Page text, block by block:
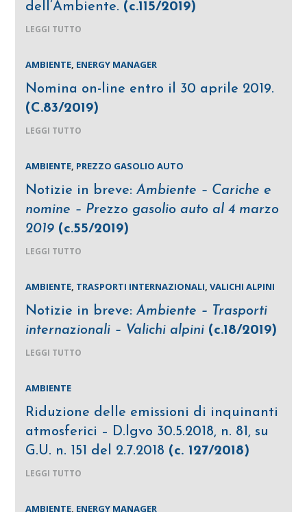
dell’Ambiente. (c.115/2019)
LEGGI TUTTO
AMBIENTE, ENERGY MANAGER
Nomina on-line entro il 30 aprile 2019.
(C.83/2019)
LEGGI TUTTO
AMBIENTE, PREZZO GASOLIO AUTO
Notizie in breve:Ambiente – Cariche e
nomine – Prezzo gasolio auto al 4 marzo
2019 (c.55/2019)
LEGGI TUTTO
AMBIENTE, TRASPORTI INTERNAZIONALI,VALICHI ALPINI
Notizie in breve:Ambiente – Trasporti
internazionali – Valichi alpini (c.18/2019)
LEGGI TUTTO
AMBIENTE
Riduzione delle emissioni di inquinanti
atmosferici – D.lgvo 30.5.2018, n. 81, su
G.U. n. 151 del 2.7.2018 (c. 127/2018)
LEGGI TUTTO
AMBIENTE, ENERGY MANAGER